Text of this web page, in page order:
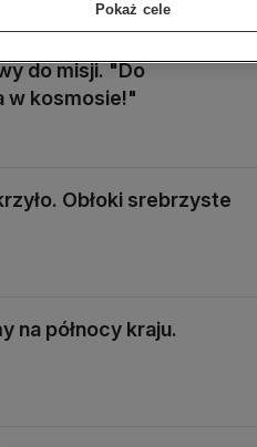
do misji. "Do
w kosmosie!"
Obłoki srebrzyste
na północy kraju.
Pokaż cele